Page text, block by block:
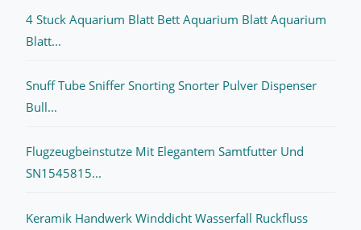
4 Stuck Aquarium Blatt Bett Aquarium Blatt Aquarium
Blatt...
Snuff Tube Sniffer Snorting Snorter Pulver Dispenser
Bull...
Flugzeugbeinstutze Mit Elegantem Samtfutter Und
SN1545815...
Keramik Handwerk Winddicht Wasserfall Ruckfluss